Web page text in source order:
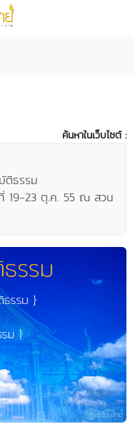
ค้นหาในเว็บไซต์ :
ติธรรม
19-23 ตุ.ค. 55 ณ สวน